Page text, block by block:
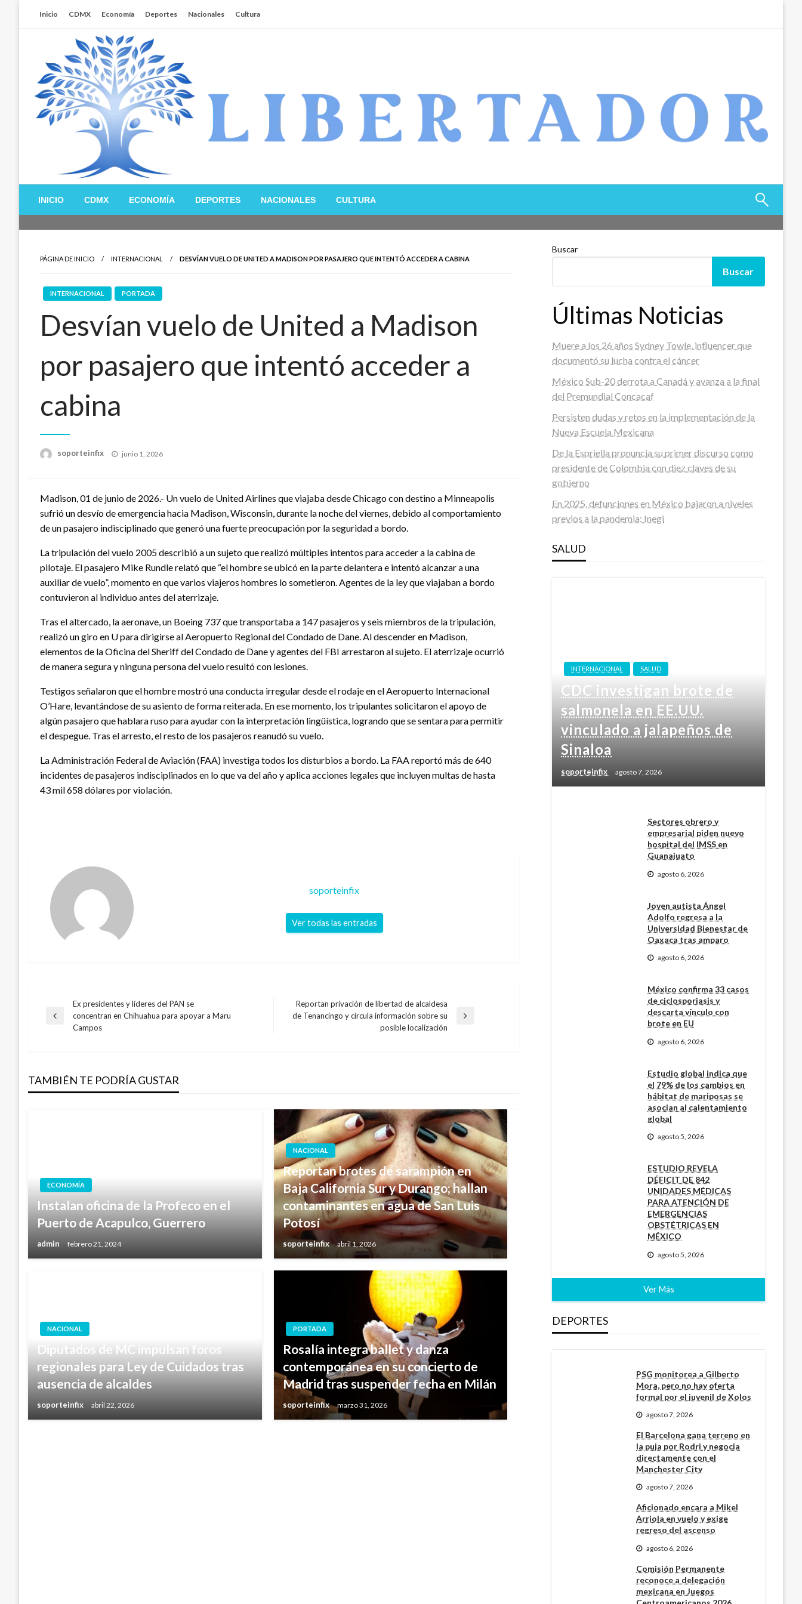
Inicio CDMX Economía Deportes Nacionales Cultura
Libertador MX
INICIO CDMX ECONOMÍA DEPORTES NACIONALES CULTURA
PÁGINA DE INICIO INTERNACIONAL DESVÍAN VUELO DE UNITED A MADISON POR PASAJERO QUE INTENTÓ ACCEDER A CABINA
INTERNACIONAL PORTADA
Desvían vuelo de United a Madison
por pasajero que intentó acceder a
cabina
soporteinfix
Publicado
junio 1, 2026
Madison, 01 de junio de 2026.- Un vuelo de United Airlines que viajaba desde Chicago con destino a Minneapolis
sufrió un desvío de emergencia hacia Madison, Wisconsin, durante la noche del viernes, debido al comportamiento
de un pasajero indisciplinado que generó una fuerte preocupación por la seguridad a bordo.
La tripulación del vuelo 2005 describió a un sujeto que realizó múltiples intentos para acceder a la cabina de
pilotaje. El pasajero Mike Rundle relató que “el hombre se ubicó en la parte delantera e intentó alcanzar a una
auxiliar de vuelo”, momento en que varios viajeros hombres lo sometieron. Agentes de la ley que viajaban a bordo
contuvieron al individuo antes del aterrizaje.
Tras el altercado, la aeronave, un Boeing 737 que transportaba a 147 pasajeros y seis miembros de la tripulación,
realizó un giro en U para dirigirse al Aeropuerto Regional del Condado de Dane. Al descender en Madison,
elementos de la Oficina del Sheriff del Condado de Dane y agentes del FBI arrestaron al sujeto. El aterrizaje ocurrió
de manera segura y ninguna persona del vuelo resultó con lesiones.
Testigos señalaron que el hombre mostró una conducta irregular desde el rodaje en el Aeropuerto Internacional
O’Hare, levantándose de su asiento de forma reiterada. En ese momento, los tripulantes solicitaron el apoyo de
algún pasajero que hablara ruso para ayudar con la interpretación lingüística, logrando que se sentara para permitir
el despegue. Tras el arresto, el resto de los pasajeros reanudó su vuelo.
La Administración Federal de Aviación (FAA) investiga todos los disturbios a bordo. La FAA reportó más de 640
incidentes de pasajeros indisciplinados en lo que va del año y aplica acciones legales que incluyen multas de hasta
43 mil 658 dólares por violación.
soporteinfix
Ver todas las entradas
Navegación
entradas
Entrada
Ex presidentes y líderes del PAN se
concentran en Chihuahua para apoyar a Maru
Campos
Entrada
Reportan privación de libertad de alcaldesa
de Tenancingo y circula información sobre su
posible localización
TAMBIÉN TE PODRÍA GUSTAR
ECONOMÍA
Instalan oficina de la Profeco en el
Puerto de Acapulco, Guerrero
admin febrero 21, 2024
NACIONAL
Reportan brotes de sarampión en
Baja California Sur y Durango; hallan
contaminantes en agua de San Luis
Potosí
soporteinfix abril 1, 2026
NACIONAL
Diputados de MC impulsan foros
regionales para Ley de Cuidados tras
ausencia de alcaldes
soporteinfix abril 22, 2026
PORTADA
Rosalía integra ballet y danza
contemporánea en su concierto de
Madrid tras suspender fecha en Milán
soporteinfix marzo 31, 2026
Buscar
Buscar
Últimas Noticias
Muere a los 26 años Sydney Towle, influencer que
documentó su lucha contra el cáncer
México Sub-20 derrota a Canadá y avanza a la final
del Premundial Concacaf
Persisten dudas y retos en la implementación de la
Nueva Escuela Mexicana
De la Espriella pronuncia su primer discurso como
presidente de Colombia con diez claves de su
gobierno
En 2025, defunciones en México bajaron a niveles
previos a la pandemia: Inegi
SALUD
INTERNACIONAL SALUD
CDC investigan brote de
salmonela en EE.UU.
vinculado a jalapeños de
Sinaloa
soporteinfix agosto 7, 2026
Sectores obrero y
empresarial piden nuevo
hospital del IMSS en
Guanajuato
agosto 6, 2026
Joven autista Ángel
Adolfo regresa a la
Universidad Bienestar de
Oaxaca tras amparo
agosto 6, 2026
México confirma 33 casos
de ciclosporiasis y
descarta vínculo con
brote en EU
agosto 6, 2026
Estudio global indica que
el 79% de los cambios en
hábitat de mariposas se
asocian al calentamiento
global
agosto 5, 2026
ESTUDIO REVELA
DÉFICIT DE 842
UNIDADES MÉDICAS
PARA ATENCIÓN DE
EMERGENCIAS
OBSTÉTRICAS EN
MÉXICO
agosto 5, 2026
Ver Más
DEPORTES
PSG monitorea a Gilberto
Mora, pero no hay oferta
formal por el juvenil de Xolos
agosto 7, 2026
El Barcelona gana terreno en
la puja por Rodri y negocia
directamente con el
Manchester City
agosto 7, 2026
Aficionado encara a Mikel
Arriola en vuelo y exige
regreso del ascenso
agosto 6, 2026
Comisión Permanente
reconoce a delegación
mexicana en Juegos